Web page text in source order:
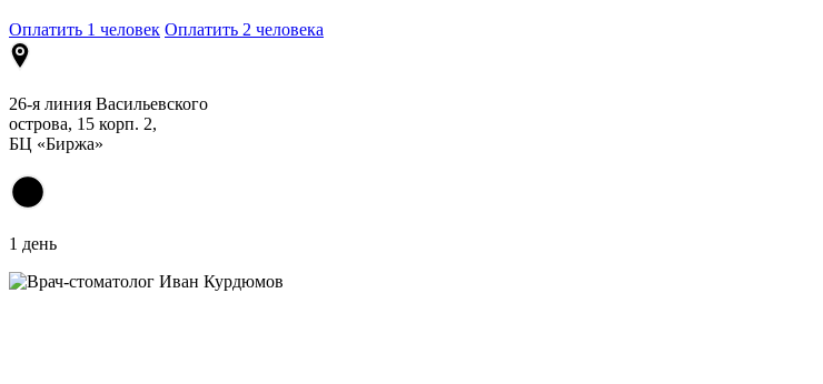
Оплатить 1 человек Оплатить 2 человека
26-я линия Васильевского
острова, 15 корп. 2,
БЦ «Биржа»
1 день